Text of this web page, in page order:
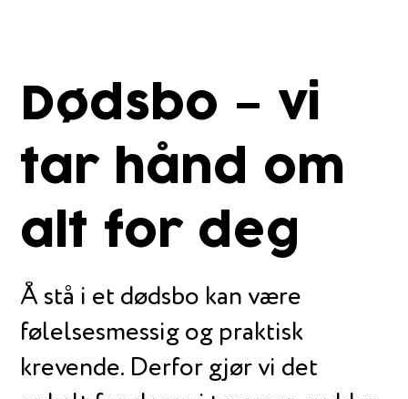
Dødsbo – vi
tar hånd om
alt for deg
Å stå i et dødsbo kan være
følelsesmessig og praktisk
krevende. Derfor gjør vi det